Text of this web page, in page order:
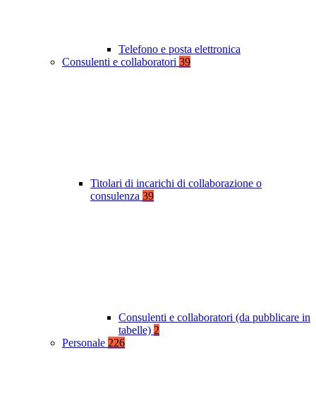
Telefono e posta elettronica
Consulenti e collaboratori 39
Titolari di incarichi di collaborazione o
consulenza 39
Consulenti e collaboratori (da pubblicare in
tabelle) 2
Personale 226